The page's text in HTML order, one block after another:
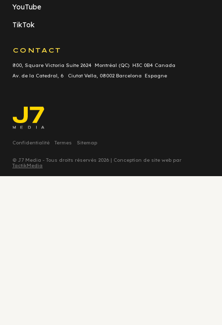
YouTube
TikTok
CONTACT
800, Square Victoria Suite 2624 Montréal (QC) H3C 0B4 Canada
Av. de la Catedral, 6 Ciutat Vella, 08002 Barcelona Espagne
Confidentialité Termes Sitemap
© J7 Media - Tous droits réservés 2026 | Conception de site web par
TactikMedia